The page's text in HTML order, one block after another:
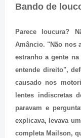
Bando de
Parece loucura?
Amâncio. "Não nos
estranho a gente
entende direito",
causado nos
lentes indiscretas
paravam e
explicava, levava
completa Mailson,